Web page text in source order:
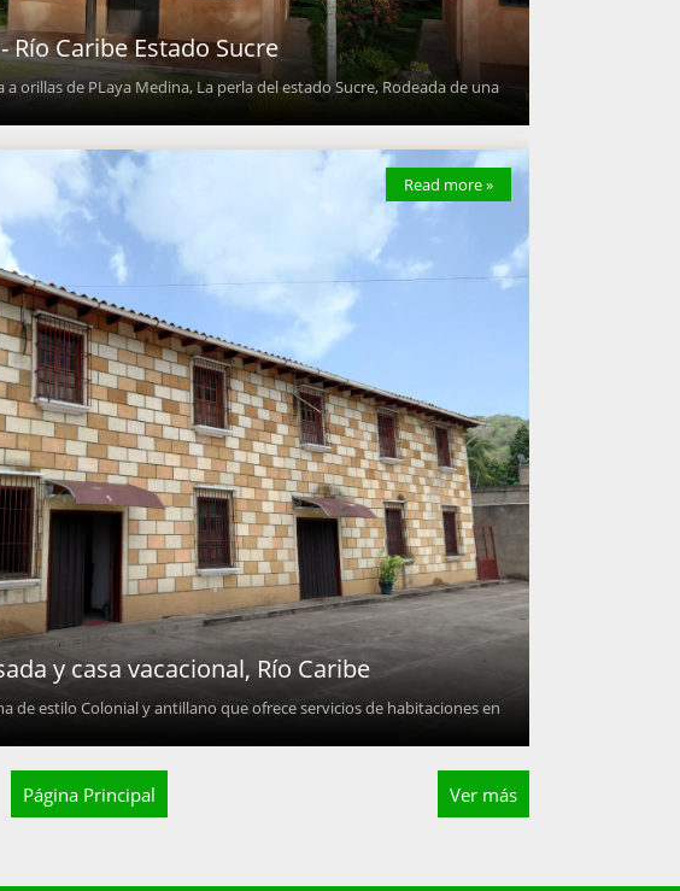
Río Caribe Estado Sucre
orillas de PLaya Medina, La perla del estado Sucre, Rodeada de una
y casa vacacional, Río Caribe
de estilo Colonial y antillano que ofrece servicios de habitaciones en
Read more »
Ver más
Página Principal